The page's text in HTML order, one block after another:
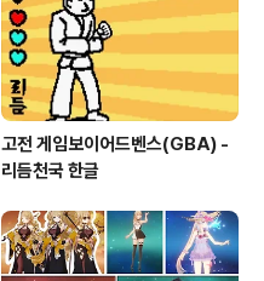
고전 게임보이어드벤스(GBA) -
리듬천국 한글